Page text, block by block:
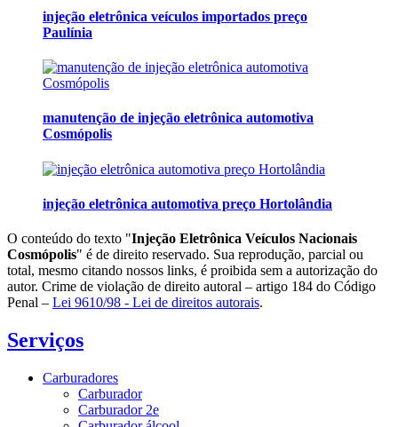
injeção eletrônica veículos importados preço
Paulínia
manutenção de injeção eletrônica automotiva
Cosmópolis
injeção eletrônica automotiva preço Hortolândia
O conteúdo do texto "Injeção Eletrônica Veículos Nacionais
Cosmópolis" é de direito reservado. Sua reprodução, parcial ou
total, mesmo citando nossos links, é proibida sem a autorização do
autor. Crime de violação de direito autoral – artigo 184 do Código
Penal – Lei 9610/98 - Lei de direitos autorais.
Serviços
Carburadores
Carburador
Carburador 2e